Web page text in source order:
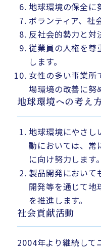
地球環境の保全に
ボランティア、社
反社会的勢力と対
従業員の人権を尊
します。
女性の多い事業所
場環境の改善に努
地球環境への考え
地球環境にやさし
動においては、常
に向け努力します。
製品開発において
開発等を通じて地
を推進します。
社会貢献活動
2004年より継続して